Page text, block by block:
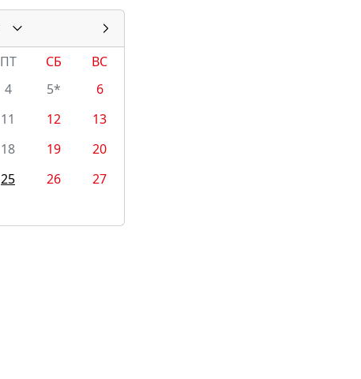
ПТ СБ
ВС
4 5*
6
11 12
13
18 19
20
25 26
27